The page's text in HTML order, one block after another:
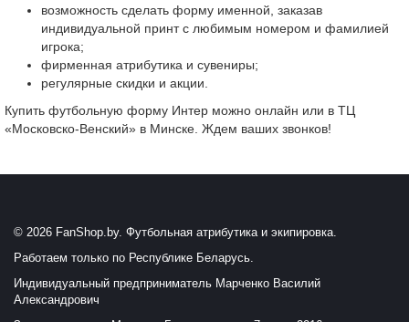
возможность сделать форму именной, заказав
индивидуальной принт с любимым номером и фамилией
игрока;
фирменная атрибутика и сувениры;
регулярные скидки и акции.
Купить футбольную форму Интер можно онлайн или в ТЦ
«Московско-Венский» в Минске. Ждем ваших звонков!
© 2026 FanShop.by. Футбольная атрибутика и экипировка.
Работаем только по Республике Беларусь.
Индивидуальный предприниматель Марченко Василий
Александрович